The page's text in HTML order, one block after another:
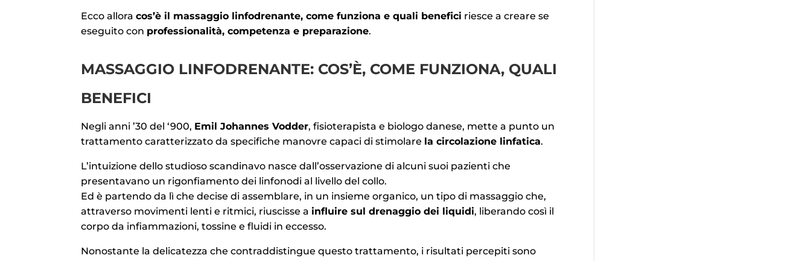
Ecco alloracos’è il massaggio linfodrenante, come funziona e quali benefici riesce a creare se
eseguito con professionalità, competenza e preparazione.
MASSAGGIO LINFODRENANTE: COS’È, COME FUNZIONA, QUALI
BENEFICI
Negli anni ’30 del ‘900, Emil Johannes Vodder, fisioterapista e biologo danese, mette a punto un
trattamento caratterizzato da specifiche manovre capaci di stimolare la circolazione linfatica.
L’intuizione dello studioso scandinavo nasce dall’osservazione di alcuni suoi pazienti che
presentavano un rigonfiamento dei linfonodi al livello del collo.
Ed è partendo da lì che decise di assemblare, in un insieme organico, un tipo di massaggio che,
attraverso movimenti lenti e ritmici, riuscisse a influire sul drenaggio dei liquidi, liberando così il
corpo da infiammazioni, tossine e fluidi in eccesso.
Nonostante la delicatezza che contraddistingue questo trattamento, i risultati percepiti sono